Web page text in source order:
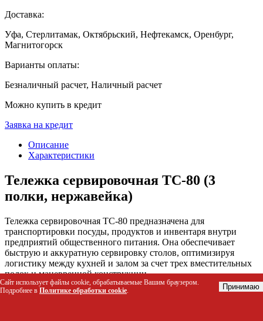
Доставка:
Уфа, Стерлитамак, Октябрьский, Нефтекамск, Оренбург,
Магнитогорск
Варианты оплаты:
Безналичный расчет, Наличный расчет
Можно купить в кредит
Заявка на кредит
Описание
Характеристики
Тележка сервировочная ТС-80 (3
полки, нержавейка)
Тележка сервировочная ТС-80 предназначена для
транспортировки посуды, продуктов и инвентаря внутри
предприятий общественного питания. Она обеспечивает
быструю и аккуратную сервировку столов, оптимизируя
логистику между кухней и залом за счет трех вместительных
полок и маневренной конструкции.
Кому подойдет этот товар
Сайт использует файлы cookie, обрабатываемые Вашим браузером.
Подробнее в Политике обработки cookie. Принимаю